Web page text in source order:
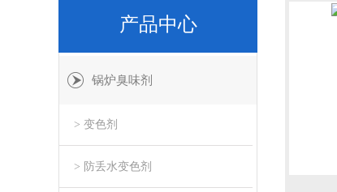
产品中心
锅炉臭味剂
> 变色剂
> 防丢水变色剂